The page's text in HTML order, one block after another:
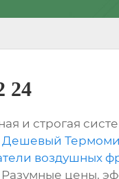
24
и строгая
Дешевый
воздушных
цены,